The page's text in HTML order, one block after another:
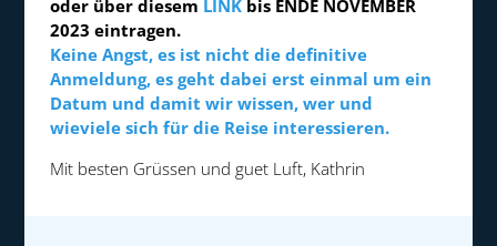
oder über diesem LINKbis ENDE NOVEMBER
2023 eintragen.
Keine Angst, es ist nicht die definitive
Anmeldung, es geht dabei erst einmal um ein
Datum und damit wir wissen, wer und
wieviele sich für die Reise interessieren.
Mit besten Grüssen und guet Luft, Kathrin